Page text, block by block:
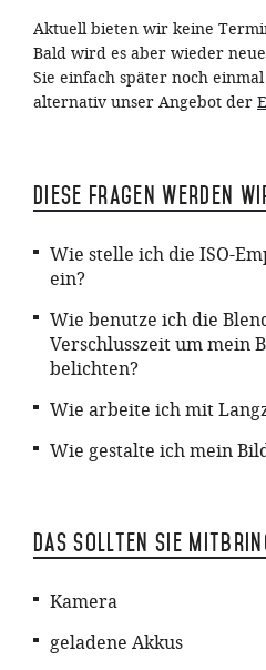
Aktuell bieten wir keine
Bald wird es aber wieder
Sie einfach später noch
alternativ unser Angebot der
Diese Fragen werden
Wie stelle ich die ISO-
ein?
Wie benutze ich die
Verschlusszeit um mein
belichten?
Wie arbeite ich mit
Wie gestalte ich mein
Das sollten Sie
Kamera
geladene Akkus